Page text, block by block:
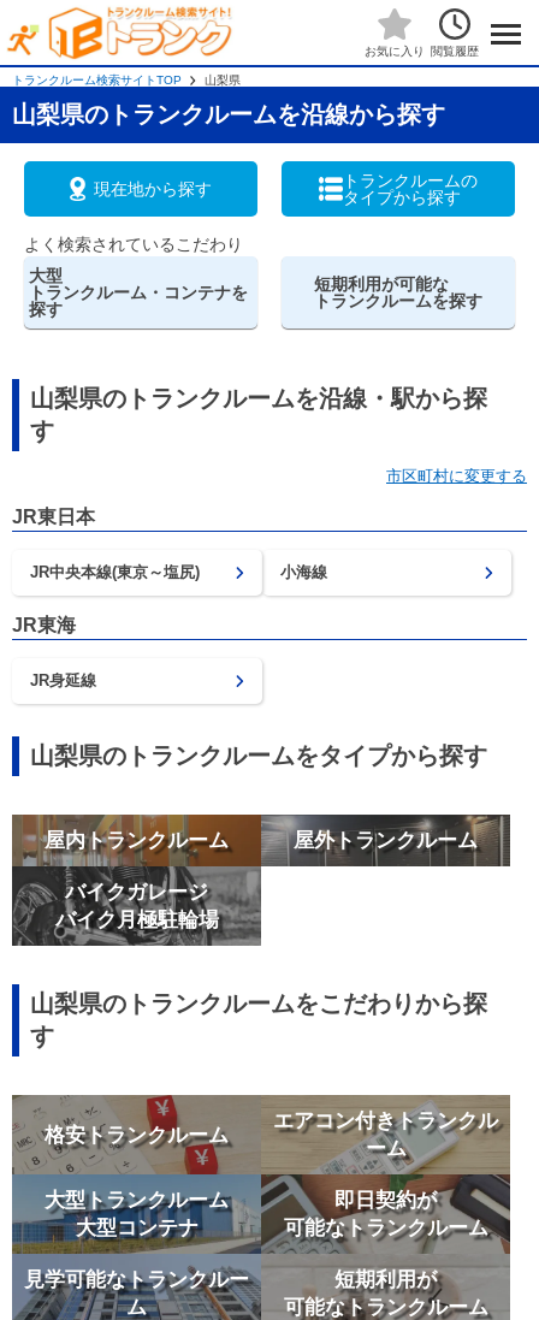
お気に入り 閲覧履歴
トランクルーム検索サイトTOP 山梨県
山梨県のトランクルームを沿線から探す
現在地から探す
トランクルームの
タイプから探す
よく検索されているこだわり
大型
トランクルーム・コンテナを
探す
短期利用が可能な
トランクルームを探す
山梨県のトランクルームを沿線・駅から探
す
市区町村に変更する
JR東日本
JR中央本線(東京～塩尻) 小海線
JR東海
JR身延線
山梨県のトランクルームをタイプから探す
屋内トランクルーム 屋外トランクルーム
バイクガレージ
バイク月極駐輪場
山梨県のトランクルームをこだわりから探
す
格安トランクルーム
エアコン付きトランクル
ーム
大型トランクルーム
大型コンテナ
即日契約が
可能なトランクルーム
見学可能なトランクルー
ム
短期利用が
可能なトランクルーム